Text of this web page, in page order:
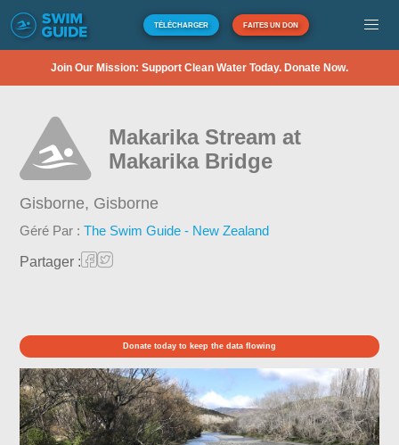
TÉLÉCHARGER FAITES UN DON
Join Our Mission: Support Clean Water Today. Donate Now.
Makarika Stream at
Makarika Bridge
Gisborne, Gisborne
Géré Par :The Swim Guide - New Zealand
Partager :
Donate today to keep the data flowing